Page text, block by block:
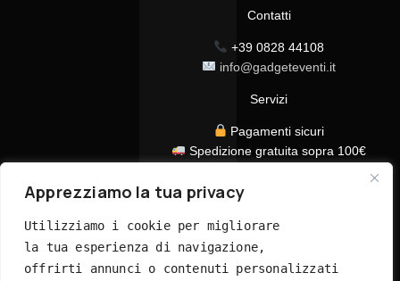
Apprezziamo la tua privacy
Utilizziamo i cookie per migliorare
la tua esperienza di navigazione,
offrirti annunci o contenuti personalizzati
Contatti
+39 0828 44108
info@gadgeteventi.it
Servizi
Pagamenti sicuri
Spedizione gratuita sopra 100€
Assistenza clienti dedicata